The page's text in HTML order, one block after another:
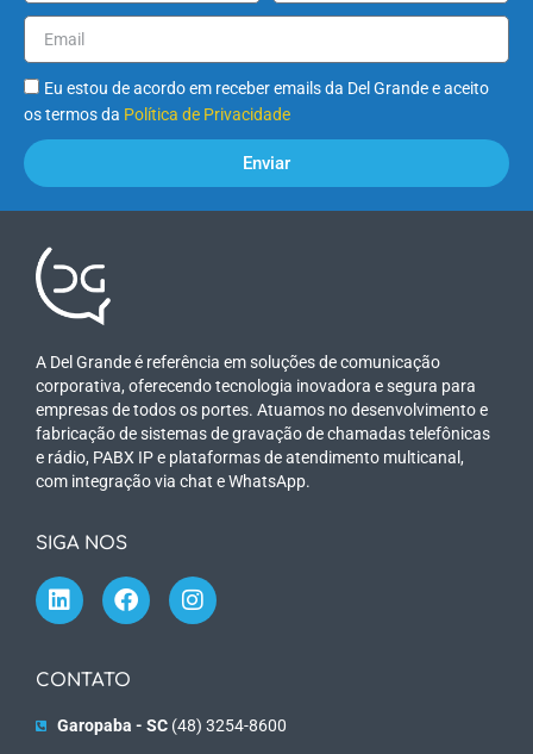
Eu estou de acordo em receber emails da Del Grande e aceito
os termos da Política de Privacidade
Enviar
A Del Grande é referência em soluções de comunicação
corporativa, oferecendo tecnologia inovadora e segura para
empresas de todos os portes. Atuamos no desenvolvimento e
fabricação de sistemas de gravação de chamadas telefônicas
e rádio, PABX IP e plataformas de atendimento multicanal,
com integração via chat e WhatsApp.
SIGA NOS
CONTATO
Garopaba - SC(48) 3254-8600